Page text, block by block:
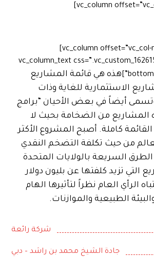
[/vc_column][vc_column offset=”vc_col-md-6″]
[vc_column_text
هذه هي قائمة المشاريع
الاستثمارية للغاية وذات
أيضاً في بعض الأحيان “برامج
من الضخامة بحيث لا
القائمة كاملة. أصبح المشروع الأكثر
من حيث تكلفة التضخم النقدي
السريعة بالولايات المتحدة
التي تزيد كلفتها عن بليون دولار
الرأي العام نظراً لتأثيرها الهام
الطبيعية والموازنات.
شركة رائعة
جادة الشيخ محمد بن راشد – دبي